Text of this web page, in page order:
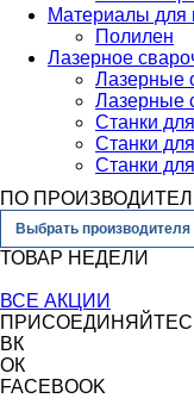
Материалы для
Полилен
Лазерное
Лазерные
Лазерные
Станки
Станки
Станки
ПО
Выбрать производителя
ТОВАР НЕДЕЛИ
ВСЕ АКЦИИ
ВК
ОК
FACEBOOK